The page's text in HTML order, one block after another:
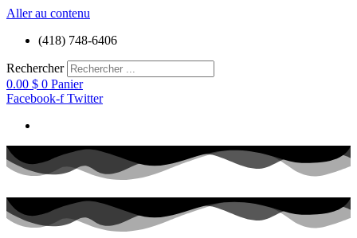
Aller au contenu
(418) 748-6406
Rechercher
0.00 $ 0 Panier
Facebook-f Twitter